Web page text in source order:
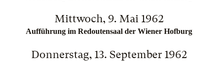
Mittwoch, 9. Mai 1962
Aufführung im Redoutensaal der Wiener Hofburg
Donnerstag, 13. September 1962